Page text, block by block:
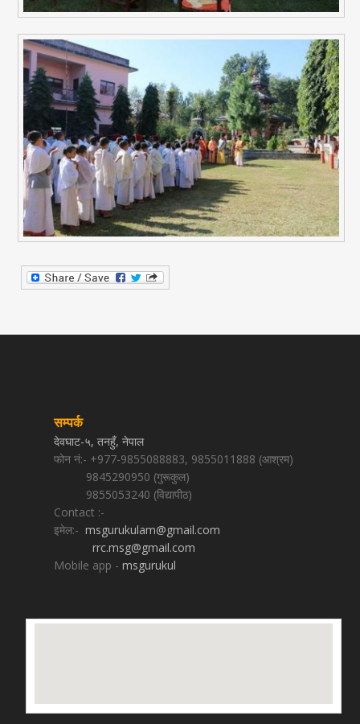
सम्पर्क
देवघाट-५, तनहुँ, नेपाल
फोन नं:- +977-9855088883, 9855011888 (आश्रम)
9845290950 (गुरूकुल)
9855053240 (विद्यापीठ)
Contact :-
इमेल:-msgurukulam@gmail.com
rrc.msg@gmail.com
Mobile app -msgurukul